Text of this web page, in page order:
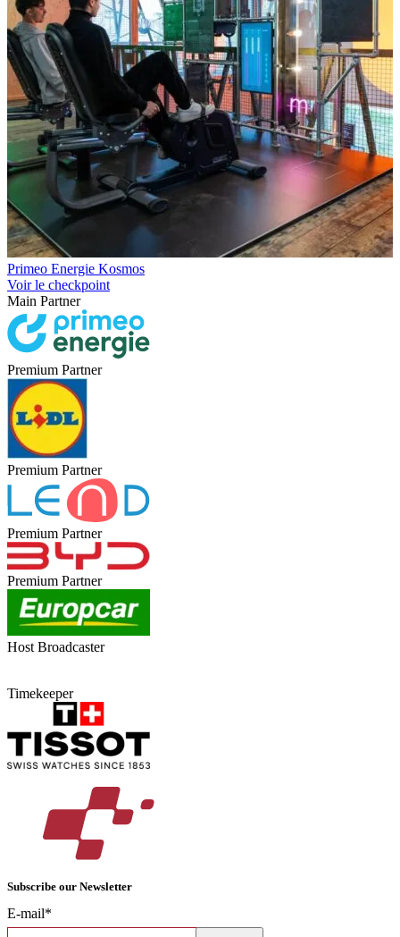
Primeo Energie Kosmos
Voir le checkpoint
Main Partner
Premium Partner
Premium Partner
Premium Partner
Premium Partner
Host Broadcaster
Timekeeper
Subscribe our Newsletter
E-mail*